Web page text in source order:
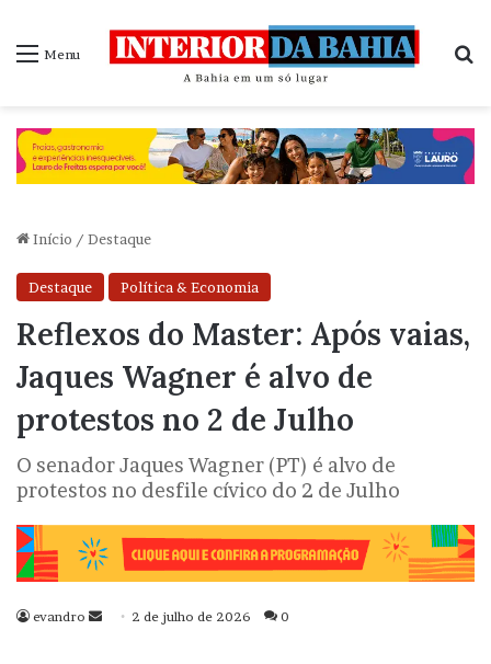
Menu
Início / Destaque
Destaque Política & Economia
Reflexos do Master: Após vaias,
Jaques Wagner é alvo de
protestos no 2 de Julho
O senador Jaques Wagner (PT) é alvo de
protestos no desfile cívico do 2 de Julho
evandro
Mande2 de julho de 2026 0